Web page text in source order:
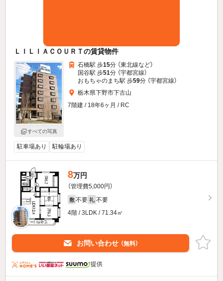
ＬＩＬＩＡＣＯＵＲＴの賃貸物件
すべての写真
石橋駅 歩15分 （東北線など）
国谷駅 歩51分 （宇都宮線）
おもちゃのまち駅 歩59分 （宇都宮線）
栃木県下野市下古山
7階建 / 18年6ヶ月 / RC
駐車場あり 駐輪場あり
8万円
（管理費5,000円）
敷 不要 礼 不要
4階 / 3LDK / 71.34㎡
お問い合わせ （無料）
提供